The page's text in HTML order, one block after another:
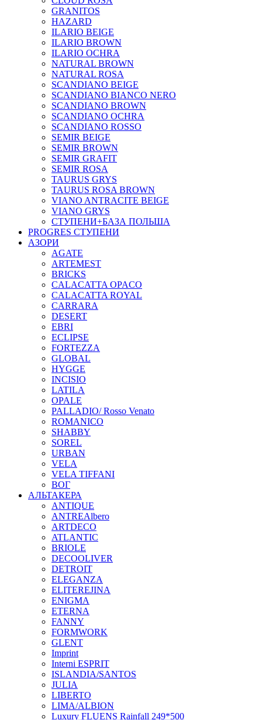
GRANITOS
HAZARD
ILARIO BEIGE
ILARIO BROWN
ILARIO OCHRA
NATURAL BROWN
NATURAL ROSA
SCANDIANO BEIGE
SCANDIANO BIANCO NERO
SCANDIANO BROWN
SCANDIANO OCHRA
SCANDIANO ROSSO
SEMIR BEIGE
SEMIR BROWN
SEMIR GRAFIT
SEMIR ROSA
TAURUS GRYS
TAURUS ROSA BROWN
VIANO ANTRACITE BEIGE
VIANO GRYS
СТУПЕНИ+БАЗА ПОЛЬША
PROGRES СТУПЕНИ
АЗОРИ
AGATE
ARTEMEST
BRICKS
CALACATTA OPACO
CALACATTA ROYAL
CARRARA
DESERT
EBRI
ECLIPSE
FORTEZZA
GLOBAL
HYGGE
INCISIO
LATILA
OPALE
PALLADIO/ Rosso Venato
ROMANICO
SHABBY
SOREL
URBAN
VELA
VELA TIFFANI
ВОГ
АЛЬТАКЕРА
ANTIQUE
ANTREAlbero
ARTDECO
ATLANTIC
BRIOLE
DECOOLIVER
DETROIT
ELEGANZA
ELITEREJINA
ENIGMA
ETERNA
FANNY
FORMWORK
GLENT
Imprint
Interni ESPRIT
ISLANDIA/SANTOS
JULIA
LIBERTO
LIMA/ALBION
Luxury FLUENS Rainfall 249*500